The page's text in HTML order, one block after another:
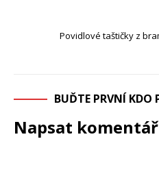
Povidlové taštičky z
BUĎTE PRVNÍ KDO
Napsat komentář